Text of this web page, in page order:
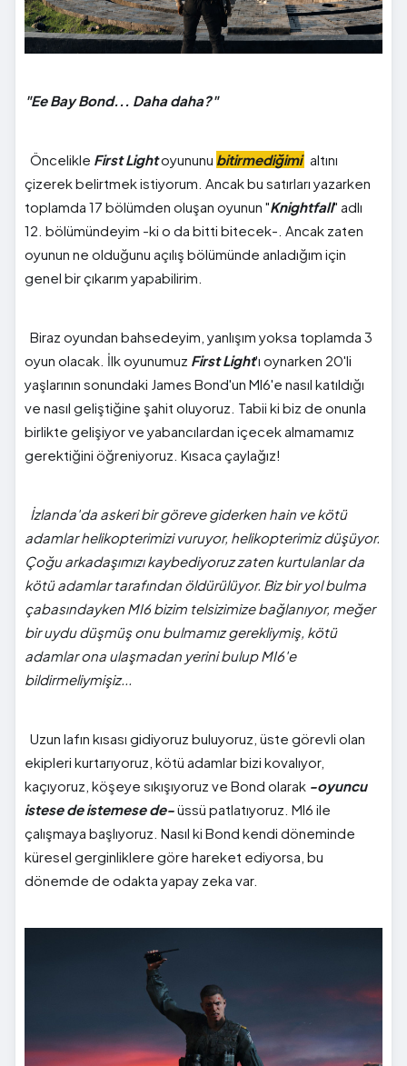
"Ee Bay Bond... Daha daha?"
Öncelikle First Lightoyununu bitirmediğimi altını
çizerek belirtmek istiyorum. Ancak bu satırları yazarken
toplamda 17 bölümden oluşan oyunun "Knightfall" adlı
12. bölümündeyim -ki o da bitti bitecek-. Ancak zaten
oyunun ne olduğunu açılış bölümünde anladığım için
genel bir çıkarım yapabilirim.
Biraz oyundan bahsedeyim, yanlışım yoksa toplamda 3
oyun olacak. İlk oyunumuz First Light'ı oynarken 20'li
yaşlarının sonundaki James Bond'un MI6'e nasıl katıldığı
ve nasıl geliştiğine şahit oluyoruz. Tabii ki biz de onunla
birlikte gelişiyor ve yabancılardan içecek almamamız
gerektiğini öğreniyoruz. Kısaca çaylağız!
İzlanda'da askeri bir göreve giderken hain ve kötü
adamlar helikopterimizi vuruyor, helikopterimiz düşüyor.
Çoğu arkadaşımızı kaybediyoruz zaten kurtulanlar da
kötü adamlar tarafından öldürülüyor. Biz bir yol bulma
çabasındayken MI6 bizim telsizimize bağlanıyor, meğer
bir uydu düşmüş onu bulmamız gerekliymiş, kötü
adamlar ona ulaşmadan yerini bulup MI6'e
bildirmeliymişiz...
Uzun lafın kısası gidiyoruz buluyoruz, üste görevli olan
ekipleri kurtarıyoruz, kötü adamlar bizi kovalıyor,
kaçıyoruz, köşeye sıkışıyoruz ve Bond olarak -oyuncu
istese de istemese de-üssü patlatıyoruz. MI6 ile
çalışmaya başlıyoruz. Nasıl ki Bond kendi döneminde
küresel gerginliklere göre hareket ediyorsa, bu
dönemde de odakta yapay zeka var.